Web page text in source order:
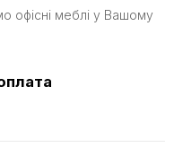
офісні меблі у Вашому